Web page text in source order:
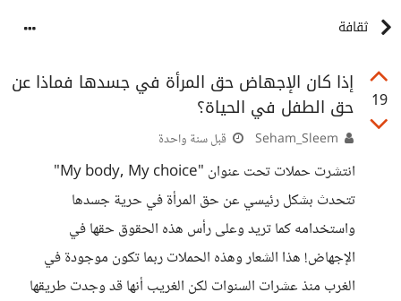
ثقافة
19
إذا كان الإجهاض حق المرأة في جسدها فماذا عن
حق الطفل في الحياة؟
قبل سنة واحدة
انتشرت حملات تحت عنوان "My body, My choice"
تتحدث بشكل رئيسي عن حق المرأة في حرية جسدها
واستخدامه كما تريد وعلى رأس هذه الحقوق حقها في
الإجهاض! هذا الشعار وهذه الحملات ربما تكون موجودة في
الغرب منذ عشرات السنوات لكن الغريب أنها قد وجدت طريقها